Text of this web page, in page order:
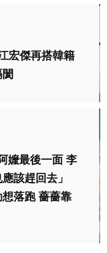
宏傑再搭韓籍
嬤最後一面 李
該趕回去」
落跑 薔薔靠